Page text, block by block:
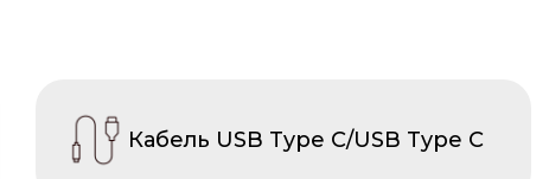
Кабель USB Type C/USB Type C